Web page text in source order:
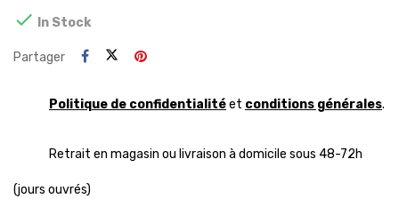
 In Stock
Partager
Politique de confidentialitéet conditions générales.
Retrait en magasin ou livraison à domicile sous 48-72h
(jours ouvrés)